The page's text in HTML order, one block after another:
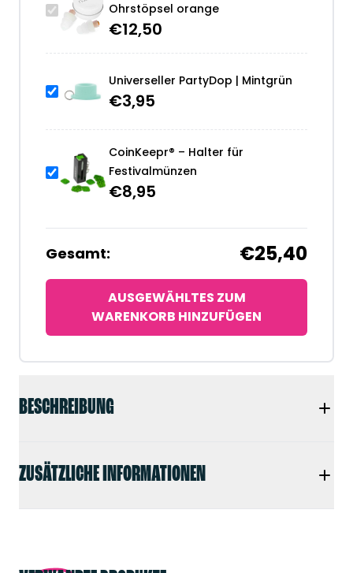
BESCHREIBUNG
ZUSÄTZLICHE INFORMATIONEN
Ohrstöpsel orange
€12,50
Universeller PartyDop | Mintgrün
€3,95
CoinKeepr® – Halter für
Festivalmünzen
€8,95
Gesamt: €25,40
AUSGEWÄHLTES ZUM
WARENKORB HINZUFÜGEN